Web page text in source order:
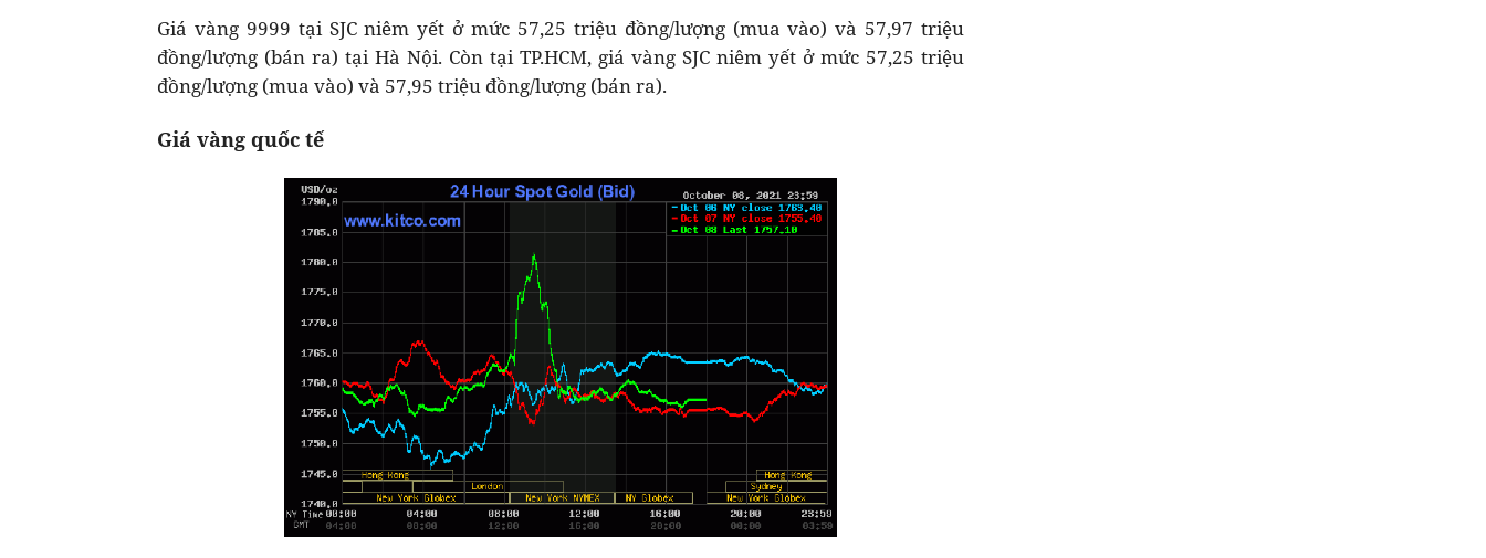
Giá vàng 9999 tại SJC niêm yết ở mức 57,25 triệu đồng/lượng (mua vào) và 57,97 triệu
đồng/lượng (bán ra) tại Hà Nội. Còn tại TP.HCM, giá vàng SJC niêm yết ở mức 57,25 triệu
đồng/lượng (mua vào) và 57,95 triệu đồng/lượng (bán ra).
Giá vàng quốc tế